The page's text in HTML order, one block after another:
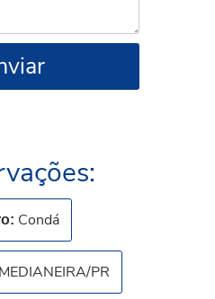
Condá
MEDIANEIRA/PR